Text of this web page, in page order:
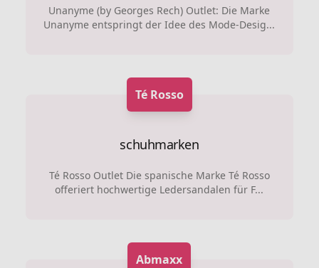
Unanyme (by Georges Rech) Outlet: Die Marke
Unanyme entspringt der Idee des Mode-Desig...
Té Rosso
schuhmarken
Té Rosso Outlet Die spanische Marke Té Rosso
offeriert hochwertige Ledersandalen für F...
Abmaxx